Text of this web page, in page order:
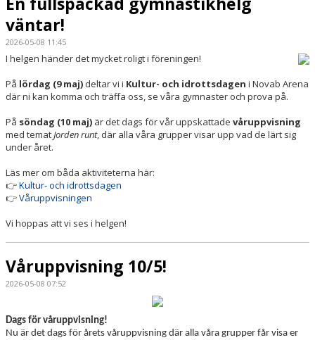
väntar!
2026-05-08 11:45
I helgen händer det mycket roligt i föreningen!
På lördag (9 maj) deltar vi i Kultur- och idrottsdagen i Novab Arena
där ni kan komma och träffa oss, se våra gymnaster och prova på.
På söndag (10 maj) är det dags för vår uppskattade våruppvisning
med temat Jorden runt, där alla våra grupper visar upp vad de lärt sig
under året.
Läs mer om båda aktiviteterna här:
👉Kultur- och idrottsdagen
👉Våruppvisningen
Vi hoppas att vi ses i helgen!
Våruppvisning 10/5!
2026-05-08 07:52
Dags för våruppvisning!
Nu är det dags för årets våruppvisning där alla våra grupper får visa er